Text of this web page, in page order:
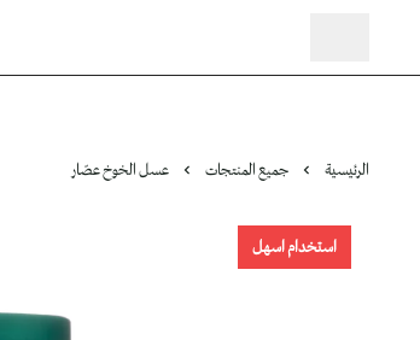
الرئيسية جميع المنتجات عسل الخوخ عصّار
استخدام اسهل